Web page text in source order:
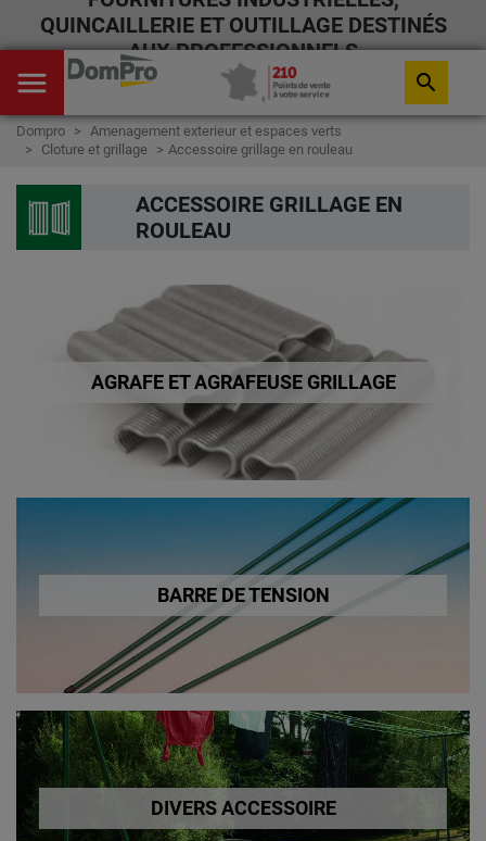
QUINCAILLERIE ET OUTILLAGE DESTINÉS
AUX PROFESSIONNELS
menu search
Dompro
Amenagement exterieur et espaces verts
Cloture et grillage
Accessoire grillage en rouleau
ACCESSOIRE GRILLAGE EN
ROULEAU
AGRAFE ET AGRAFEUSE GRILLAGE
BARRE DE TENSION
DIVERS ACCESSOIRE